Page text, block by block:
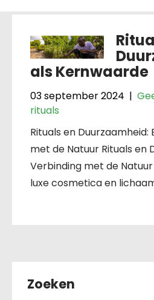
als Kernwaarde
03 september 2024 |
rituals
Rituals en Duurzaamheid:
met de Natuur Rituals en
Verbinding met de
luxe cosmetica en
Zoeken